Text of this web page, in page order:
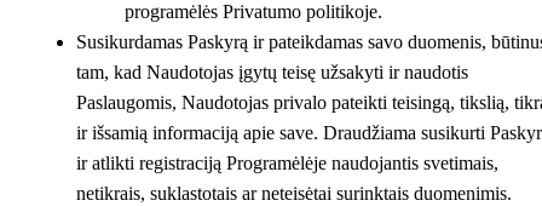
programėlės Privatumo politikoje.
Susikurdamas Paskyrą ir pateikdamas savo duomenis,
tam, kad Naudotojas įgytų teisę užsakyti ir naudotis
Paslaugomis, Naudotojas privalo pateikti teisingą, tikslią,
ir išsamią informaciją apie save. Draudžiama susikurti
ir atlikti registraciją Programėlėje naudojantis svetimais,
netikrais, suklastotais ar neteisėtai surinktais duomenimis.